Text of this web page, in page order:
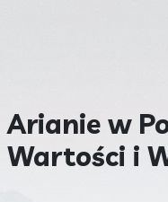
Arianie w
Wartości i